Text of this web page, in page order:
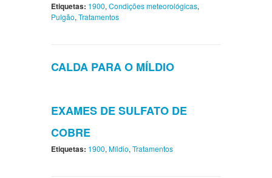
Etiquetas: 1900, Condições meteorológicas,
Pulgão, Tratamentos
CALDA PARA O MÍLDIO
EXAMES DE SULFATO DE
COBRE
Etiquetas: 1900, Míldio, Tratamentos